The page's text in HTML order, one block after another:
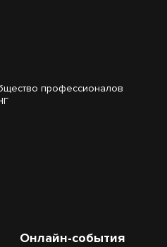
профессионалов
Онлайн-события